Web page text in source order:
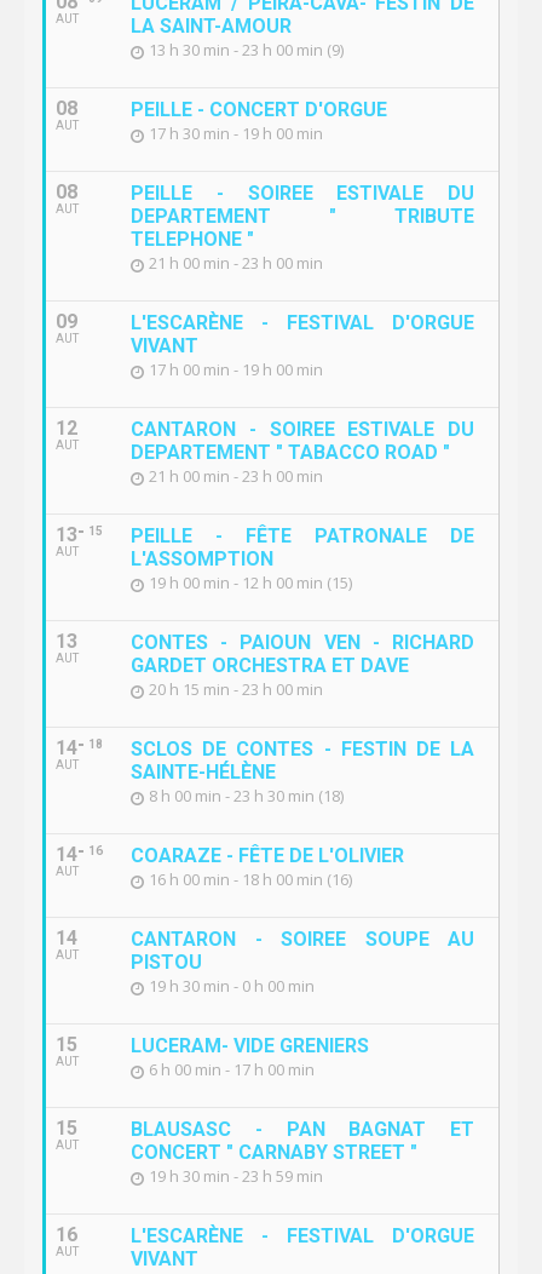
AUT
LA SAINT-AMOUR
13 h 30 min - 23 h 00 min (9)
08
AUT
PEILLE - CONCERT D'ORGUE
17 h 30 min - 19 h 00 min
08
AUT
PEILLE - SOIREE ESTIVALE DU
DEPARTEMENT " TRIBUTE
TELEPHONE "
21 h 00 min - 23 h 00 min
09
AUT
L'ESCARÈNE - FESTIVAL D'ORGUE
VIVANT
17 h 00 min - 19 h 00 min
12
AUT
CANTARON - SOIREE ESTIVALE DU
DEPARTEMENT " TABACCO ROAD "
21 h 00 min - 23 h 00 min
13
AUT
15
PEILLE - FÊTE PATRONALE DE
L'ASSOMPTION
19 h 00 min - 12 h 00 min (15)
13
AUT
CONTES - PAIOUN VEN - RICHARD
GARDET ORCHESTRA ET DAVE
20 h 15 min - 23 h 00 min
14
AUT
18
SCLOS DE CONTES - FESTIN DE LA
SAINTE-HÉLÈNE
8 h 00 min - 23 h 30 min (18)
14
AUT
16 COARAZE - FÊTE DE L'OLIVIER
16 h 00 min - 18 h 00 min (16)
14
AUT
CANTARON - SOIREE SOUPE AU
PISTOU
19 h 30 min - 0 h 00 min
15
AUT
LUCERAM- VIDE GRENIERS
6 h 00 min - 17 h 00 min
15
AUT
BLAUSASC - PAN BAGNAT ET
CONCERT " CARNABY STREET "
19 h 30 min - 23 h 59 min
16
AUT
L'ESCARÈNE - FESTIVAL D'ORGUE
VIVANT